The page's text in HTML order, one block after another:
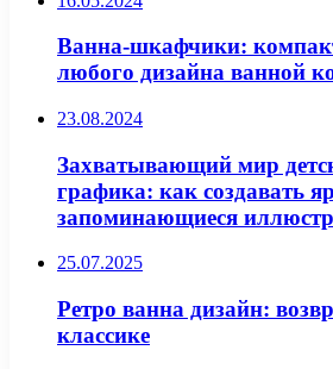
Ванна-шкафчики:
любого дизайна ванной
23.08.2024
Захватывающий мир
графика: как создавать
запоминающиеся
25.07.2025
Ретро ванна дизайн:
классике